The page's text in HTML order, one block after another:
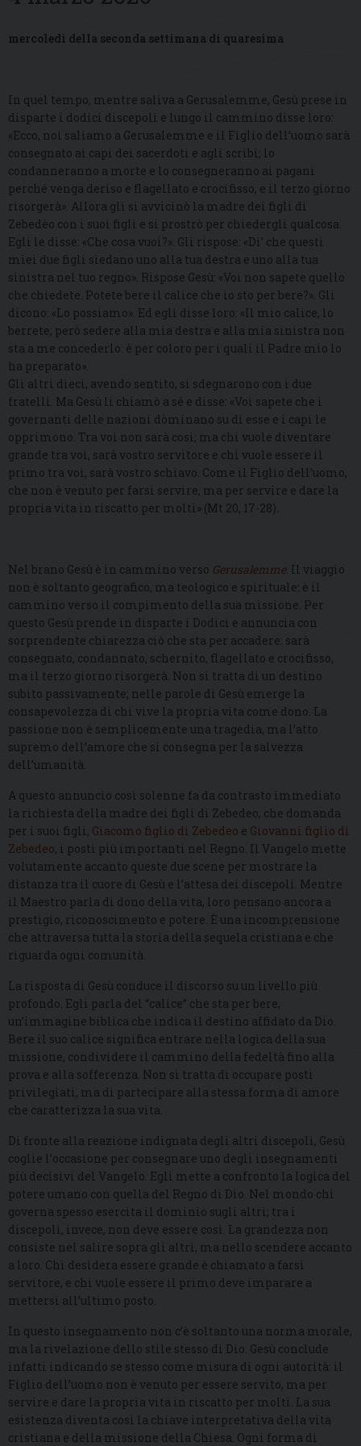
mercoledì della seconda settimana di quaresima
In quel tempo, mentre saliva a Gerusalemme, Gesù prese in
disparte i dodici discepoli e lungo il cammino disse loro:
«Ecco, noi saliamo a Gerusalemme e il Figlio dell’uomo sarà
consegnato ai capi dei sacerdoti e agli scribi; lo
condanneranno a morte e lo consegneranno ai pagani
perché venga deriso e flagellato e crocifisso, e il terzo giorno
risorgerà». Allora gli si avvicinò la madre dei figli di
Zebedèo con i suoi figli e si prostrò per chiedergli qualcosa.
Egli le disse: «Che cosa vuoi?». Gli rispose: «Di’ che questi
miei due figli siedano uno alla tua destra e uno alla tua
sinistra nel tuo regno». Rispose Gesù: «Voi non sapete quello
che chiedete. Potete bere il calice che io sto per bere?». Gli
dicono: «Lo possiamo». Ed egli disse loro: «Il mio calice, lo
berrete; però sedere alla mia destra e alla mia sinistra non
sta a me concederlo: è per coloro per i quali il Padre mio lo
ha preparato».
Gli altri dieci, avendo sentito, si sdegnarono con i due
fratelli. Ma Gesù li chiamò a sé e disse: «Voi sapete che i
governanti delle nazioni dòminano su di esse e i capi le
opprimono. Tra voi non sarà così; ma chi vuole diventare
grande tra voi, sarà vostro servitore e chi vuole essere il
primo tra voi, sarà vostro schiavo. Come il Figlio dell’uomo,
che non è venuto per farsi servire, ma per servire e dare la
propria vita in riscatto per molti» (Mt 20, 17-28).
Nel brano Gesù è in cammino verso Gerusalemme. Il viaggio
non è soltanto geografico, ma teologico e spirituale: è il
cammino verso il compimento della sua missione. Per
questo Gesù prende in disparte i Dodici e annuncia con
sorprendente chiarezza ciò che sta per accadere: sarà
consegnato, condannato, schernito, flagellato e crocifisso,
ma il terzo giorno risorgerà. Non si tratta di un destino
subito passivamente; nelle parole di Gesù emerge la
consapevolezza di chi vive la propria vita come dono. La
passione non è semplicemente una tragedia, ma l’atto
supremo dell’amore che si consegna per la salvezza
dell’umanità.
A questo annuncio così solenne fa da contrasto immediato
la richiesta della madre dei figli di Zebedeo, che domanda
per i suoi figli, Giacomo figlio di Zebedeo e Giovanni figlio di
Zebedeo, i posti più importanti nel Regno. Il Vangelo mette
volutamente accanto queste due scene per mostrare la
distanza tra il cuore di Gesù e l’attesa dei discepoli. Mentre
il Maestro parla di dono della vita, loro pensano ancora a
prestigio, riconoscimento e potere. È una incomprensione
che attraversa tutta la storia della sequela cristiana e che
riguarda ogni comunità.
La risposta di Gesù conduce il discorso su un livello più
profondo. Egli parla del “calice” che sta per bere,
un’immagine biblica che indica il destino affidato da Dio.
Bere il suo calice significa entrare nella logica della sua
missione, condividere il cammino della fedeltà fino alla
prova e alla sofferenza. Non si tratta di occupare posti
privilegiati, ma di partecipare alla stessa forma di amore
che caratterizza la sua vita.
Di fronte alla reazione indignata degli altri discepoli, Gesù
coglie l’occasione per consegnare uno degli insegnamenti
più decisivi del Vangelo. Egli mette a confronto la logica del
potere umano con quella del Regno di Dio. Nel mondo chi
governa spesso esercita il dominio sugli altri; tra i
discepoli, invece, non deve essere così. La grandezza non
consiste nel salire sopra gli altri, ma nello scendere accanto
a loro. Chi desidera essere grande è chiamato a farsi
servitore, e chi vuole essere il primo deve imparare a
mettersi all’ultimo posto.
In questo insegnamento non c’è soltanto una norma morale,
ma la rivelazione dello stile stesso di Dio. Gesù conclude
infatti indicando se stesso come misura di ogni autorità: il
Figlio dell’uomo non è venuto per essere servito, ma per
servire e dare la propria vita in riscatto per molti. La sua
esistenza diventa così la chiave interpretativa della vita
cristiana e della missione della Chiesa. Ogni forma di